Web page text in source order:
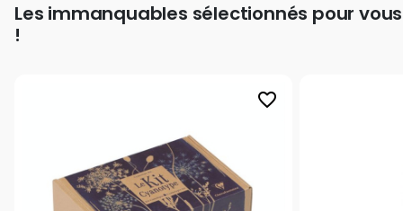
Les immanquables sélectionnés pour vous
!
favorite_border